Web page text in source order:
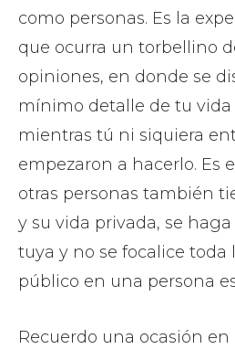
como personas. Es la
que ocurra un torbellino
opiniones, en donde se
mínimo detalle de tu vida
mientras tú ni siquiera
empezaron a hacerlo. Es
otras personas también
y su vida privada, se
tuya y no se focalice toda
público en una persona
Recuerdo una ocasión en